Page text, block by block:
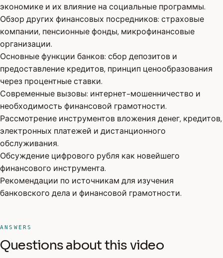
экономике и их влияние на социальные программы.
Обзор других финансовых посредников: страховые
компании, пенсионные фонды, микрофинансовые
организации.
Основные функции банков: сбор депозитов и
предоставление кредитов, принцип ценообразования
через процентные ставки.
Современные вызовы: интернет-мошенничество и
необходимость финансовой грамотности.
Рассмотрение инструментов вложения денег, кредитов,
электронных платежей и дистанционного
обслуживания.
Обсуждение цифрового рубля как новейшего
финансового инструмента.
Рекомендации по источникам для изучения
банковского дела и финансовой грамотности.
ANSWERS
Questions about this video